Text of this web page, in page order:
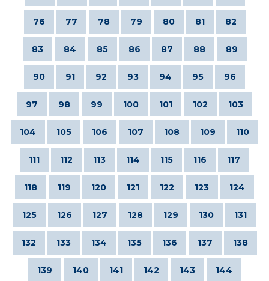
76 77 78 79 80 81 82
83 84 85 86 87 88 89
90 91 92 93 94 95 96
97 98 99 100 101 102 103
104 105 106 107 108 109 110
111 112 113 114 115 116 117
118 119 120 121 122 123 124
125 126 127 128 129 130 131
132 133 134 135 136 137 138
139 140 141 142 143 144